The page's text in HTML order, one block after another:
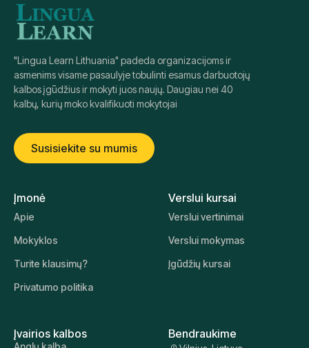
"Lingua Learn Lithuania" padeda organizacijoms ir
asmenims visame pasaulyje tobulinti esamus darbuotojų
kalbos įgūdžius ir mokyti juos naujų. Daugiau nei 40
kalbų, kurių moko kvalifikuoti mokytojai
Susisiekite su mumis
Įmonė
Apie
Mokyklos
Turite klausimų?
Privatumo politika
Verslui kursai
Verslui vertinimai
Verslui mokymas
Įgūdžių kursai
Įvairios kalbos Bendraukime